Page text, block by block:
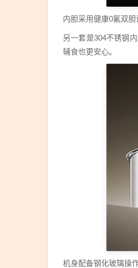
内胆采用健康0氟双
另一套是304不锈钢
辅食也更安心。
机身配备钢化玻璃操